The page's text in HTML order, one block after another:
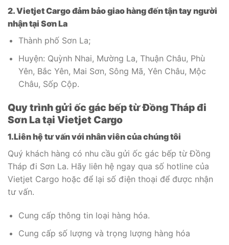
2. Vietjet Cargo đảm bảo giao hàng đến tận tay người
nhận tại Sơn La
Thành phố Sơn La;
Huyện: Quỳnh Nhai, Mường La, Thuận Châu, Phù
Yên, Bắc Yên, Mai Sơn, Sông Mã, Yên Châu, Mộc
Châu, Sốp Cộp.
Quy trình gửi ốc gác bếp từ Đồng Tháp đi
Sơn La tại Vietjet Cargo
1.Liên hệ tư vấn với nhân viên của chúng tôi
Quý khách hàng có nhu cầu gửi ốc gác bếp từ Đồng
Tháp đi Sơn La. Hãy liên hệ ngay qua số hotline của
Vietjet Cargo hoặc để lại số điện thoại để được nhận
tư vấn.
Cung cấp thông tin loại hàng hóa.
Cung cấp số lượng và trọng lượng hàng hóa